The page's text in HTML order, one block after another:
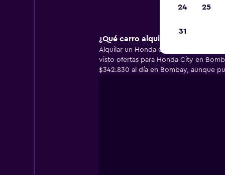
¿Qué carro alquila la mayoría de
Alquilar un Honda City en Bombay es
visto ofertas para Honda City en
$342.830 al día en Bombay, aunque
24 25
31